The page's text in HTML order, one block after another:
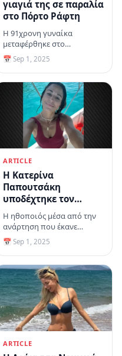
γιαγιά της σε παραλία
στο Πόρτο Ράφτη
Η 91χρονη γυναίκα
μεταφέρθηκε στο
Ασκληπιείο Βούλας, όπου
διαπιστώθηκε ο θάνατός
της
📅 Sep 1, 2025
ARTICLE
Η Κατερίνα
Παπουτσάκη
υποδέχτηκε τον
Σεπτέμβριο
δημοσιεύοντας
φωτογραφίες από τις
διακοπές της στο
Αγκίστρι
Η ηθοποιός μέσα από την
ανάρτηση που έκανε
ευχήθηκε «καλό μήνα»
στους διαδικτυακούς της
ακόλουθους
📅 Sep 1, 2025
ARTICLE